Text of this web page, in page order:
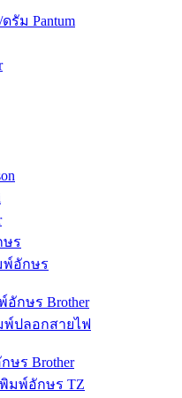
รัม Pantum
ษร
พ์อักษร
อักษร Brother
ปลอกสายไฟ
ษร Brother
มพ์อักษร TZ